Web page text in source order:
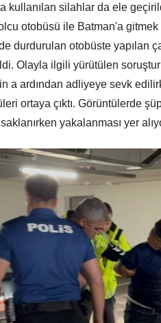
kullanılan silahlar da ele
otobüsü ile Batman'a gitmek
durdurulan otobüste yapılan
Olayla ilgili yürütülen
a ardından adliyeye sevk
ortaya çıktı. Görüntülerde
yakalanması yer